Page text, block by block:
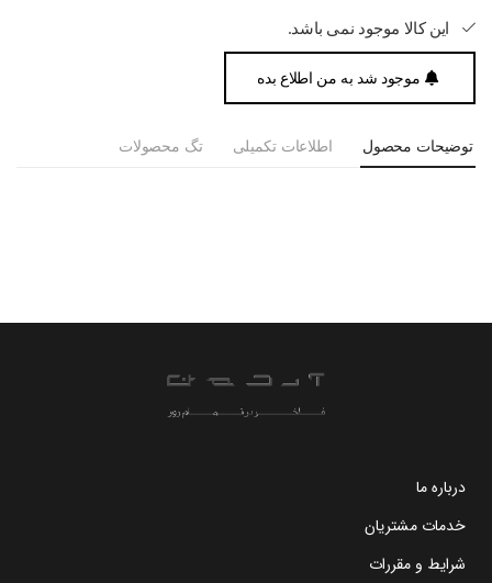
این کالا موجود نمی باشد.
موجود شد به من اطلاع بده
توضیحات محصول اطلاعات تکمیلی تگ محصولات
درباره ما
خدمات مشتریان
شرایط و مقررات